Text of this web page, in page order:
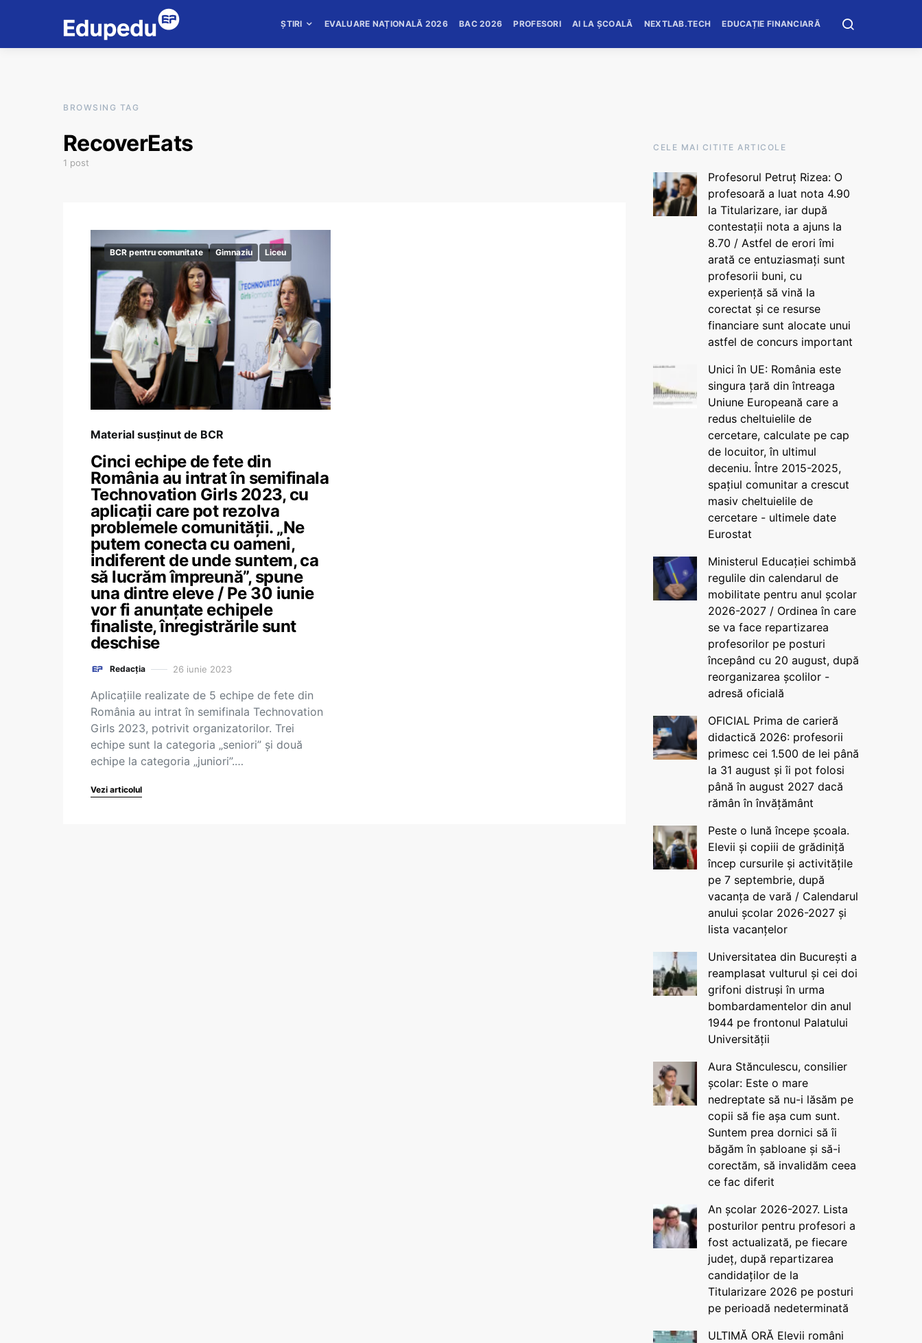
ȘTIRI EVALUARE NAȚIONALĂ 2026 BAC 2026 PROFESORI AI LA ȘCOALĂ NEXTLAB.TECH EDUCAȚIE FINANCIARĂ
BROWSING TAG
RecoverEats
1 post
BCR pentru comunitate Gimnaziu Liceu
Material susținut de BCR
Cinci echipe de fete din
România au intrat în semifinala
Technovation Girls 2023, cu
aplicații care pot rezolva
problemele comunității. „Ne
putem conecta cu oameni,
indiferent de unde suntem, ca
să lucrăm împreună”, spune
una dintre eleve / Pe 30 iunie
vor fi anunțate echipele
finaliste, înregistrările sunt
deschise
Redacția 26 iunie 2023
Aplicațiile realizate de 5 echipe de fete din
România au intrat în semifinala Technovation
Girls 2023, potrivit organizatorilor. Trei
echipe sunt la categoria „seniori” și două
echipe la categoria „juniori”.…
Vezi articolul
CELE MAI CITITE ARTICOLE
Profesorul Petruț Rizea: O
profesoară a luat nota 4.90
la Titularizare, iar după
contestații nota a ajuns la
8.70 / Astfel de erori îmi
arată ce entuziasmați sunt
profesorii buni, cu
experiență să vină la
corectat și ce resurse
financiare sunt alocate unui
astfel de concurs important
Unici în UE: România este
singura țară din întreaga
Uniune Europeană care a
redus cheltuielile de
cercetare, calculate pe cap
de locuitor, în ultimul
deceniu. Între 2015-2025,
spațiul comunitar a crescut
masiv cheltuielile de
cercetare - ultimele date
Eurostat
Ministerul Educației schimbă
regulile din calendarul de
mobilitate pentru anul școlar
2026-2027 / Ordinea în care
se va face repartizarea
profesorilor pe posturi
începând cu 20 august, după
reorganizarea școlilor -
adresă oficială
OFICIAL Prima de carieră
didactică 2026: profesorii
primesc cei 1.500 de lei până
la 31 august și îi pot folosi
până în august 2027 dacă
rămân în învățământ
Peste o lună începe școala.
Elevii și copiii de grădiniță
încep cursurile și activitățile
pe 7 septembrie, după
vacanța de vară / Calendarul
anului școlar 2026-2027 și
lista vacanțelor
Universitatea din București a
reamplasat vulturul și cei doi
grifoni distruși în urma
bombardamentelor din anul
1944 pe frontonul Palatului
Universității
Aura Stănculescu, consilier
școlar: Este o mare
nedreptate să nu-i lăsăm pe
copii să fie așa cum sunt.
Suntem prea dornici să îi
băgăm în șabloane și să-i
corectăm, să invalidăm ceea
ce fac diferit
An școlar 2026-2027. Lista
posturilor pentru profesori a
fost actualizată, pe fiecare
județ, după repartizarea
candidaților de la
Titularizare 2026 pe posturi
pe perioadă nedeterminată
ULTIMĂ ORĂ Elevii români